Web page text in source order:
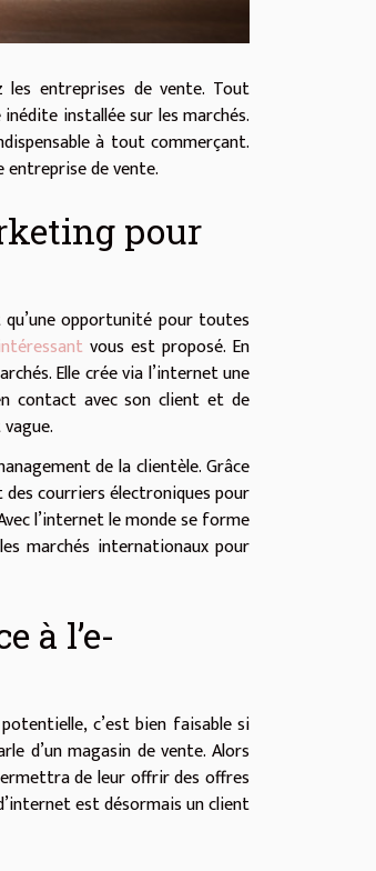
les entreprises de vente. Tout
installée sur les marchés.
à tout commerçant.
entreprise de vente.
pour
opportunité pour toutes
vous est proposé. En
Elle crée via l’internet une
contact avec son client et de
de la clientèle. Grâce
courriers électroniques pour
l’internet le monde se forme
marchés internationaux pour
à l’e-
c’est bien faisable si
d’un magasin de vente. Alors
de leur offrir des offres
est désormais un client